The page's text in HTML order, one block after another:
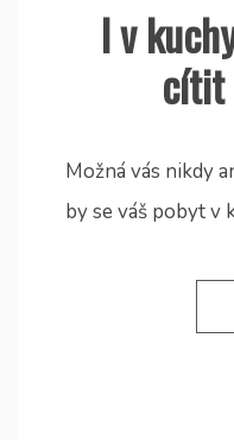
I v
cítit
Možná vás nikdy
by se váš pobyt v